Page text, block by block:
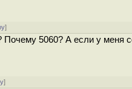
]
5060? А если у меня
]